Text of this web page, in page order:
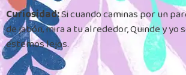
Curiosidad:Si cuando caminas por un
de jabón, mira a tu alrededor, Quinde y yo
estemos lejos.